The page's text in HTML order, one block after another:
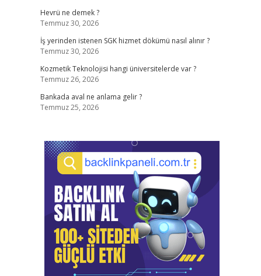
Hevrü ne demek ?
Temmuz 30, 2026
İş yerinden istenen SGK hizmet dökümü nasıl alınır ?
Temmuz 30, 2026
Kozmetik Teknolojisi hangi üniversitelerde var ?
Temmuz 26, 2026
Bankada aval ne anlama gelir ?
Temmuz 25, 2026